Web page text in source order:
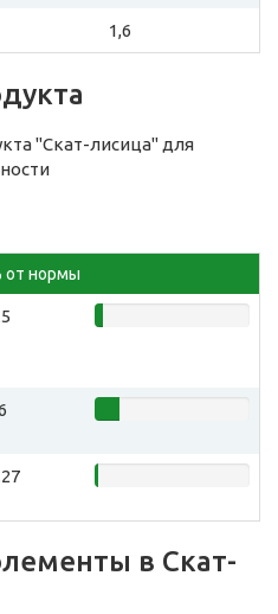
1,6
"Скат-лисица" для
от нормы
в Скат-